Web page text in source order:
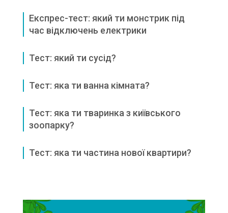
Експрес-тест: який ти монстрик під
час відключень електрики
Тест: який ти сусід?
Тест: яка ти ванна кімната?
Тест: яка ти тваринка з київського
зоопарку?
Тест: яка ти частина нової квартири?